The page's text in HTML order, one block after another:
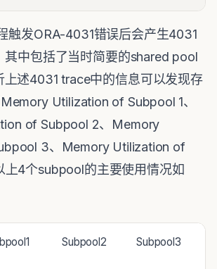
发ORA-4031错误后会产生4031
其中包括了当时简要的shared pool
上述4031 trace中的信息可以发现存
Utilization of Subpool 1、
of Subpool 2、Memory
3、Memory Utilization of
4个subpool的主要使用情况如
Subpool2 Subpool3